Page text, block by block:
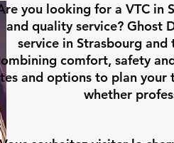
you looking for a VTC in
and quality service? Ghost
service in Strasbourg
comfort, safety
and options to plan
whether